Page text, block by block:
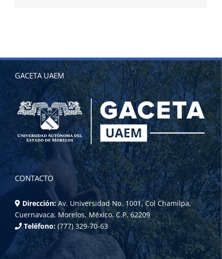
GACETA UAEM
CONTACTO
Dirección: Av. Universidad No. 1001, Col Chamilpa,
Cuernavaca, Morelos, México. C.P. 62209
Teléfono: (777) 329-70-63